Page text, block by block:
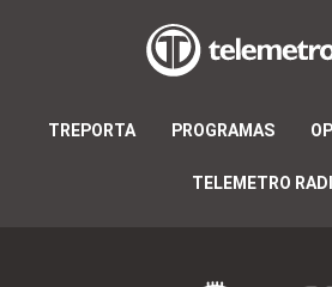
TREPORTA PROGRAMAS
TELEMETRO